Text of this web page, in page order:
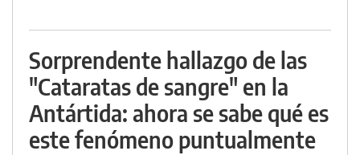
Sorprendente hallazgo de las
"Cataratas de sangre" en la
Antártida: ahora se sabe qué es
este fenómeno puntualmente